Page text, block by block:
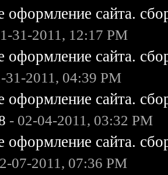
оформление сайта.
31-2011, 12:17 PM
оформление сайта.
31-2011, 04:39 PM
оформление сайта.
- 02-04-2011, 03:32 PM
оформление сайта.
07-2011, 07:36 PM